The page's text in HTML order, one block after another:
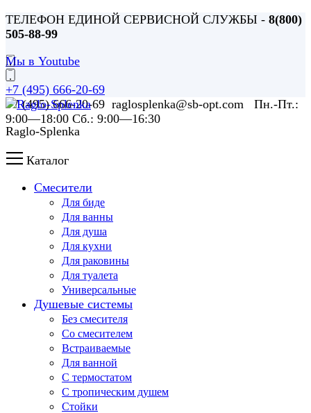
ТЕЛЕФОН ЕДИНОЙ СЕРВИСНОЙ СЛУЖБЫ - 8(800)
505-88-99
Мы в Youtube
+7 (495) 666-20-69 raglosplenka@sb-opt.com Пн.-Пт.:
9:00—18:00 Сб.: 9:00—16:30
+7 (495) 666-20-69
Raglo-Splenka
Каталог
Смесители
Для биде
Для ванны
Для душа
Для кухни
Для раковины
Для туалета
Универсальные
Душевые системы
Без смесителя
Со смесителем
Встраиваемые
Для ванной
С термостатом
С тропическим душем
Стойки